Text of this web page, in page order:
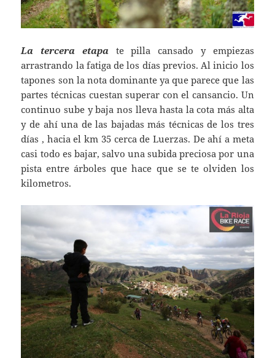
La tercera etapa
te pilla cansado y empiezas
arrastrando la fatiga de los días previos. Al inicio los
tapones son la nota dominante ya que parece que las
partes técnicas cuestan superar con el cansancio. Un
continuo sube y baja nos lleva hasta la cota más alta
y de ahí una de las bajadas más técnicas de los tres
días , hacia el km 35 cerca de Luerzas. De ahí a meta
casi todo es bajar, salvo una subida preciosa por una
pista entre árboles que hace que se te olviden los
kilometros.